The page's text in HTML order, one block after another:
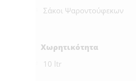
Σάκοι Ψαροντούφεκων
Χωρητικότητα
10 ltr